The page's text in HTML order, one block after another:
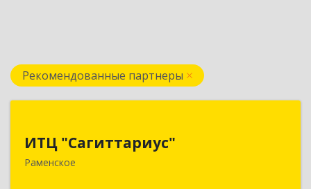
Рекомендованные партнеры
ИТЦ "Сагиттариус"
Раменское
140103, Московская обл, Раменское г,
Приборостроителей ул, дом № 16А, кв.16